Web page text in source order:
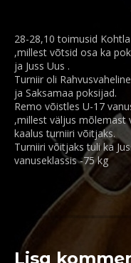
28-28,10 toimusid
,millest võtsid osa ka
ja Juss Uus .
Turniir oli
ja Saksamaa poksijad.
Remo võistles U-17
,millest väljus mõlemast
kaalus turniiri võitjaks.
Turniiri võitjaks tuli ka
vanuseklassis -75 kg
Lisa